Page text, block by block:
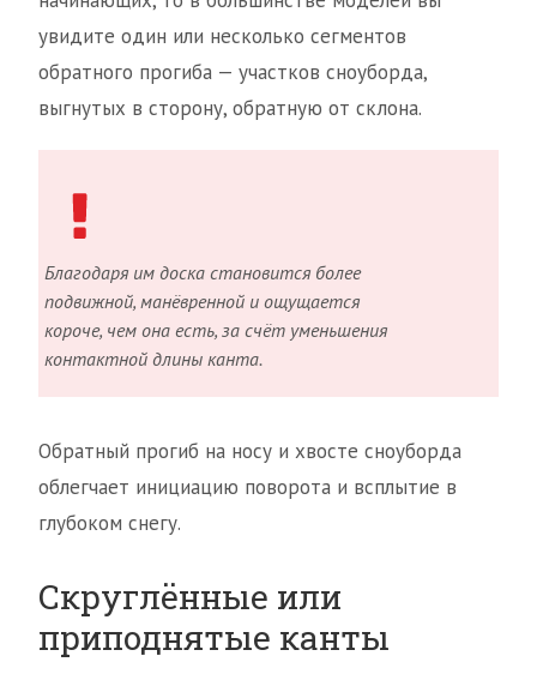
увидите один или несколько сегментов
обратного прогиба — участков сноуборда,
выгнутых в сторону, обратную от склона.
Благодаря им доска становится более
подвижной, манёвренной и ощущается
короче, чем она есть, за счёт уменьшения
контактной длины канта.
Обратный прогиб на носу и хвосте сноуборда
облегчает инициацию поворота и всплытие в
глубоком снегу.
Скруглённые или
приподнятые канты